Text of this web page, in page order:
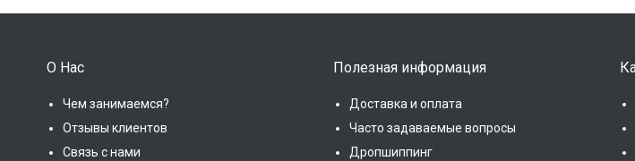
О Нас
Чем занимаемся?
Отзывы клиентов
Связь с нами
Полезная информация
Доставка и оплата
Часто задаваемые вопросы
Дропшиппинг